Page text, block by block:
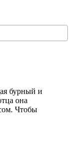
бурный и
она
Чтобы